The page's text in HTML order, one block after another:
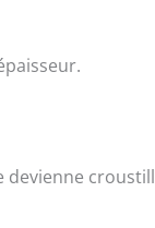
devienne